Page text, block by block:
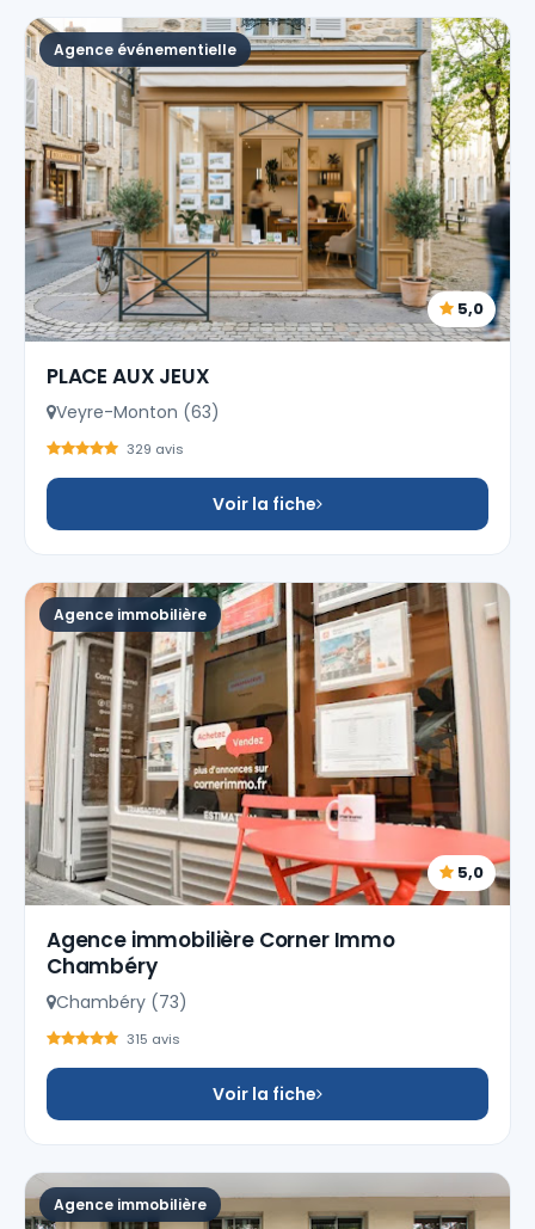
Agence événementielle
5,0
PLACE AUX JEUX
Veyre-Monton (63)
329 avis
Voir la fiche
Agence immobilière
5,0
Agence immobilière Corner Immo
Chambéry
Chambéry (73)
315 avis
Voir la fiche
Agence immobilière